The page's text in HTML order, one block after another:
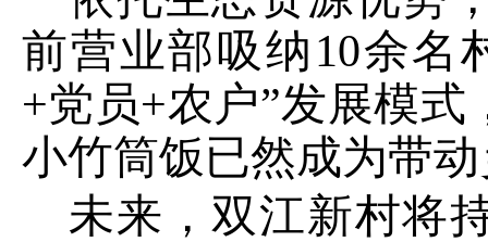
前营业部吸纳10余名
+党员+农户”发展模
小竹筒饭已然成为带
未来，双江新村将